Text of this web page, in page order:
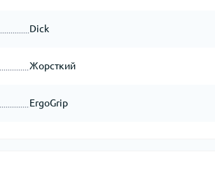
Dick
Жорсткий
ErgoGrip